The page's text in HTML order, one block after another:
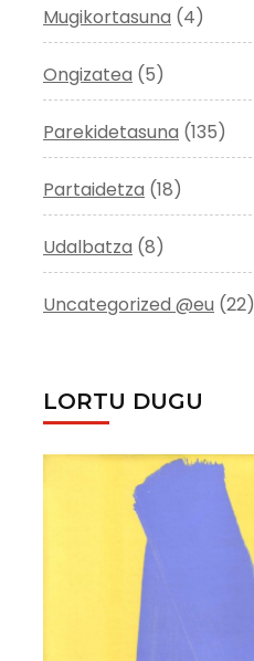
Mugikortasuna (4)
Ongizatea (5)
Parekidetasuna (135)
Partaidetza (18)
Udalbatza (8)
Uncategorized @eu (22)
LORTU DUGU